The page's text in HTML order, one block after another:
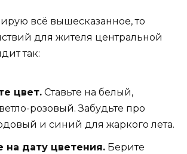
всё вышесказанное, то
для жителя центральной
так:
цвет. Ставьте на белый,
розовый. Забудьте про
и синий для жаркого лета.
на дату цветения. Берите